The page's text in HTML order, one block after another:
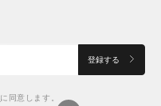
登録する
に同意します。